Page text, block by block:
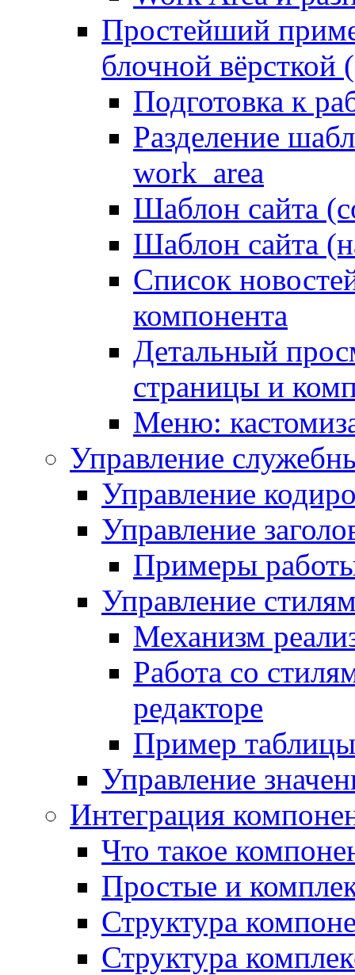
Простейший
блочной вёрсткой
Подготовка к
Разделение
work_area
Шаблон сайта
Шаблон сайта
Список
компонента
Детальный
страницы и
Меню:
Управление
Управление
Управление
Примеры
Управление
Механизм
Работа со
редакторе
Пример
Управление
Интеграция
Что такое
Простые и
Структура
Структура